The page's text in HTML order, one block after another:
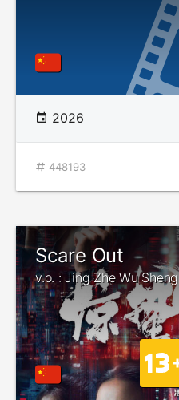
2026
448193
Scare Out
v.o. : Jing Zhe Wu Sheng